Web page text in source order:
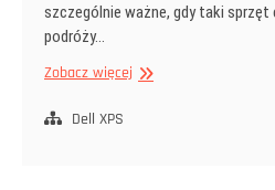
szczególnie ważne, gdy taki sprzęt
podróży…
Zobacz więcej Najbardziej
Dell XPS